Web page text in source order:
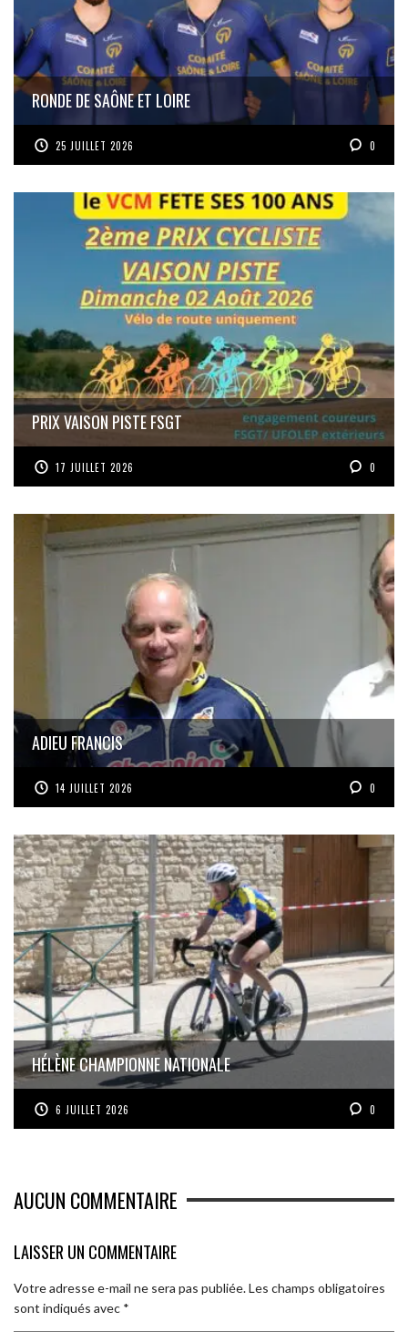
RONDE DE SAÔNE ET LOIRE
25 JUILLET 2026 0
PRIX VAISON PISTE FSGT
17 JUILLET 2026 0
ADIEU FRANCIS
14 JUILLET 2026 0
HÉLÈNE CHAMPIONNE NATIONALE
6 JUILLET 2026 0
AUCUN COMMENTAIRE
LAISSER UN COMMENTAIRE
Votre adresse e-mail ne sera pas publiée.Les champs obligatoires
sont indiqués avec *